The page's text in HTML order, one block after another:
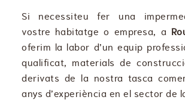
Si necessiteu fer una
vostre habitatge o empresa, a
oferim la labor d’un equip
qualificat, materials de
derivats de la nostra tasca
anys d’experiència en el sector de